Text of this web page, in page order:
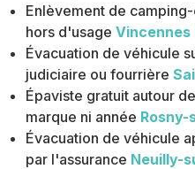
Enlèvement de
hors d'usage Vincennes
Évacuation de véhicule
judiciaire ou fourrière
Épaviste gratuit autour
marque ni année Rosny-
Évacuation de véhicule
par l'assurance Neuilly-